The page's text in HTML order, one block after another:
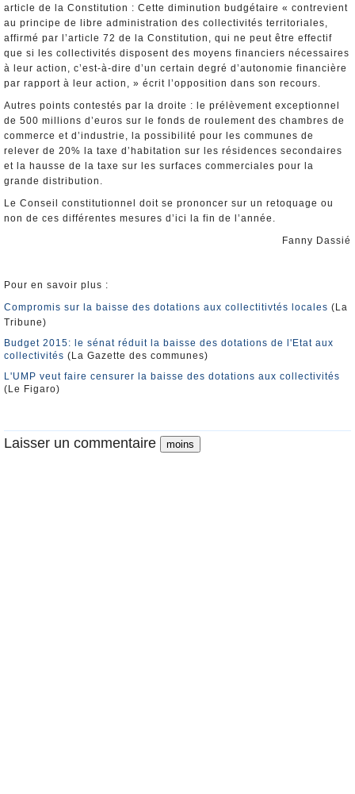
article de la Constitution : Cette diminution budgétaire « contrevient
au principe de libre administration des collectivités territoriales,
affirmé par l’article 72 de la Constitution, qui ne peut être effectif
que si les collectivités disposent des moyens financiers nécessaires
à leur action, c’est-à-dire d’un certain degré d’autonomie financière
par rapport à leur action, » écrit l’opposition dans son recours.
Autres points contestés par la droite : le prélèvement exceptionnel
de 500 millions d’euros sur le fonds de roulement des chambres de
commerce et d’industrie, la possibilité pour les communes de
relever de 20% la taxe d’habitation sur les résidences secondaires
et la hausse de la taxe sur les surfaces commerciales pour la
grande distribution.
Le Conseil constitutionnel doit se prononcer sur un retoquage ou
non de ces différentes mesures d’ici la fin de l’année.
Fanny Dassié
Pour en savoir plus :
Compromis sur la baisse des dotations aux collectitivtés locales (La
Tribune)
Budget 2015: le sénat réduit la baisse des dotations de l'Etat aux
collectivités (La Gazette des communes)
L'UMP veut faire censurer la baisse des dotations aux collectivités
(Le Figaro)
Laisser un commentaire